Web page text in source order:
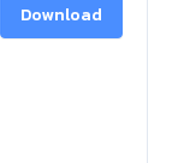
Download